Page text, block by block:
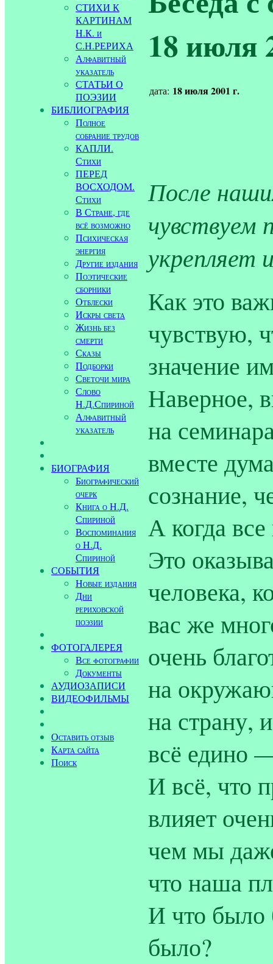
СТИХИ К
КАРТИНАМ
Н.К. и
С.Н.РЕРИХА
Алфавитный
указатель
СТАТЬИ О
ПОЭЗИИ
БИБЛИОГРАФИЯ
Полное
собрание трудов
КАПЛИ.
Стихи
ПЕРЕД
ВОСХОДОМ.
Стихи
В Стране, где
всё возможно
Психическая
энергия
Другие издания
Поэтические
сборники
Отблески
Искры света
Жизнь без
смерти
Сказы
Подборки
Светочи мира
Слово
Н.Д.Спириной
Алфавитный
указатель
БИОГРАФИЯ
Биографический
очерк
Книга о Н.Д.
Спириной
Воспоминания
о Н.Д.
Спириной
СОБЫТИЯ
Новые издания
Дни
рериховской
поэзии
ФОТОГАЛЕРЕЯ
Все фотографии
Документы
АУДИОЗАПИСИ
ВИДЕОФИЛЬМЫ
Оставить отзыв
Карта сайта
Поиск
18 июля
дата: 18 июля 2001 г.
После
чувствуем
укрепляет
Как это
чувствую,
значение
Наверное,
на
вместе
сознание,
А когда
Это
человека,
вас же
очень
на
на страну,
всё едино
И всё, что
влияет
чем мы
что наша
И что было
было?